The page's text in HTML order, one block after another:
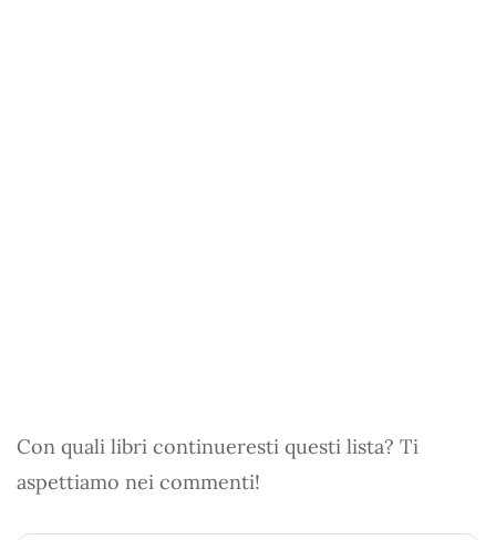
Con quali libri continueresti questi lista? Ti
aspettiamo nei commenti!